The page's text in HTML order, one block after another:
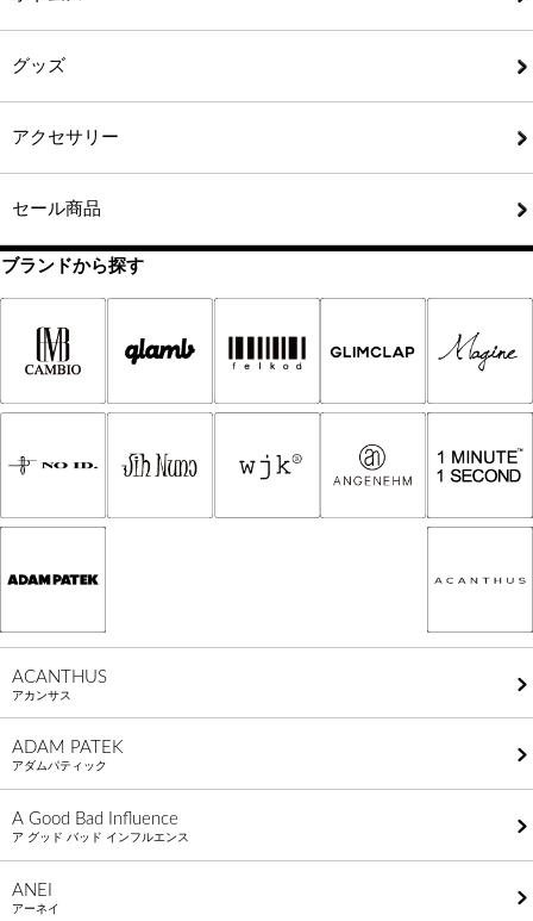
グッズ
アクセサリー
セール商品
ブランドから探す
ACANTHUS
アカンサス
ADAM PATEK
アダムパティック
A Good Bad Influence
ア グッド バッド インフルエンス
ANEI
アーネイ